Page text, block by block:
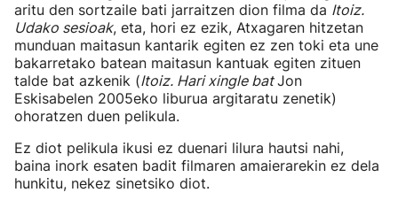
aritu den sortzaile bati jarraitzen dion filma da Itoiz.
Udako sesioak, eta, hori ez ezik, Atxagaren hitzetan
munduan maitasun kantarik egiten ez zen toki eta une
bakarretako batean maitasun kantuak egiten zituen
talde bat azkenik (Itoiz. Hari xingle batJon
Eskisabelen 2005eko liburua argitaratu zenetik)
ohoratzen duen pelikula.
Ez diot pelikula ikusi ez duenari lilura hautsi nahi,
baina inork esaten badit filmaren amaierarekin ez dela
hunkitu, nekez sinetsiko diot.